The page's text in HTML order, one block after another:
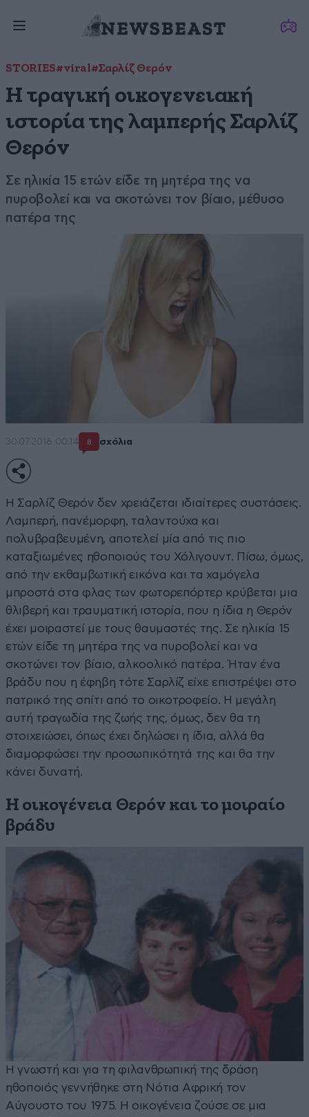
STORIES#viral#Σαρλίζ Θερόν
Η τραγική οικογενειακή
ιστορία της λαμπερής Σαρλίζ
Θερόν
Σε ηλικία 15 ετών είδε τη μητέρα της να
πυροβολεί και να σκοτώνει τον βίαιο, μέθυσο
πατέρα της
30·07·2016 00:14 8 σχόλια
Η Σαρλίζ Θερόν δεν χρειάζεται ιδιαίτερες συστάσεις.
Λαμπερή, πανέμορφη, ταλαντούχα και
πολυβραβευμένη, αποτελεί μία από τις πιο
καταξιωμένες ηθοποιούς του Χόλιγουντ. Πίσω, όμως,
από την εκθαμβωτική εικόνα και τα χαμόγελα
μπροστά στα φλας των φωτορεπόρτερ κρύβεται μια
θλιβερή και τραυματική ιστορία, που η ίδια η Θερόν
έχει μοιραστεί με τους θαυμαστές της. Σε ηλικία 15
ετών είδε τη μητέρα της να πυροβολεί και να
σκοτώνει τον βίαιο, αλκοολικό πατέρα. Ήταν ένα
βράδυ που η έφηβη τότε Σαρλίζ είχε επιστρέψει στο
πατρικό της σπίτι από το οικοτροφείο. Η μεγάλη
αυτή τραγωδία της ζωής της, όμως, δεν θα τη
στοιχειώσει, όπως έχει δηλώσει η ίδια, αλλά θα
διαμορφώσει την προσωπικότητά της και θα την
κάνει δυνατή.
Η οικογένεια Θερόν και το μοιραίο
βράδυ
Η γνωστή και για τη φιλανθρωπική της δράση
ηθοποιός γεννήθηκε στη Νότια Αφρική τον
Αύγουστο του 1975. Η οικογένεια ζούσε σε μια